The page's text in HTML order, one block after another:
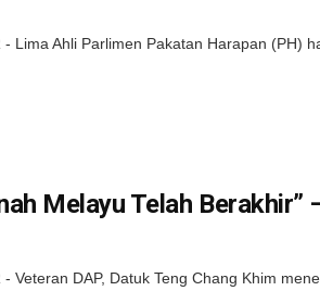
- Lima Ahli Parlimen Pakatan Harapan (PH)
Melayu Telah Berakhir”
- Veteran DAP, Datuk Teng Chang Khim